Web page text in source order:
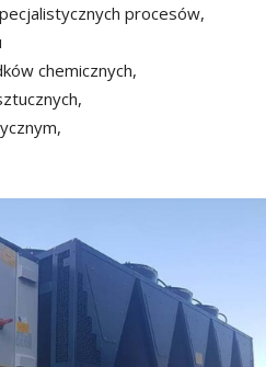
procesów,
chemicznych,